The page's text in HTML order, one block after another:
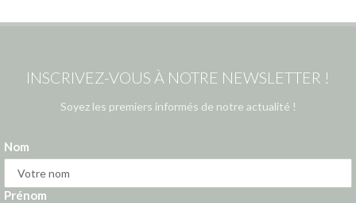
INSCRIVEZ-VOUS À NOTRE NEWSLETTER !
Soyez les premiers informés de notre actualité !
Nom
Prénom